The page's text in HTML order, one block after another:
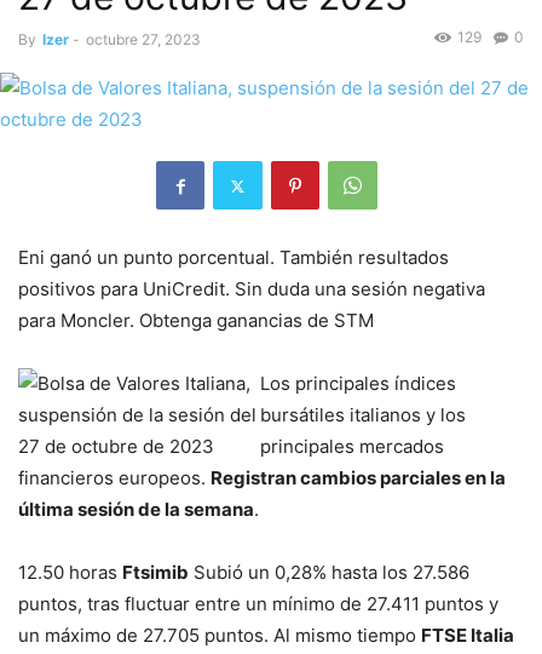
By Izer - octubre 27, 2023 0
129
Eni ganó un punto porcentual. También resultados
positivos para UniCredit. Sin duda una sesión negativa
para Moncler. Obtenga ganancias de STM
Los principales índices
bursátiles italianos y los
principales mercados
financieros europeos. Registran cambios parciales en la
última sesión de la semana.
12.50 horas Ftsimib Subió un 0,28% hasta los 27.586
puntos, tras fluctuar entre un mínimo de 27.411 puntos y
un máximo de 27.705 puntos. Al mismo tiempo FTSE Italia